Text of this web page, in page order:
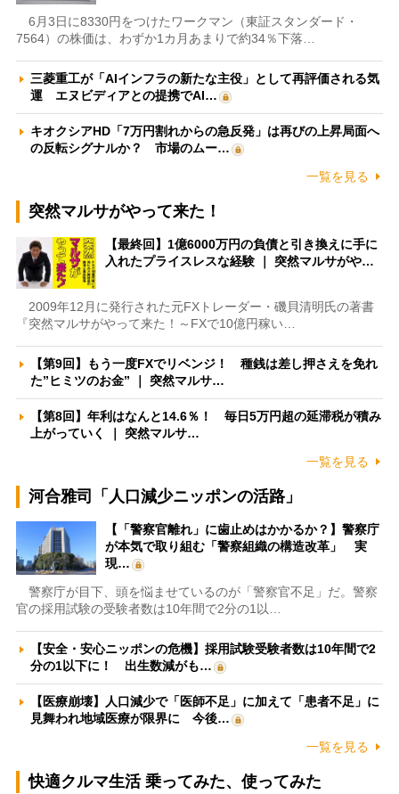
6月3日に8330円をつけたワークマン（東証スタンダード・
7564）の株価は、わずか1カ月あまりで約34％下落…
三菱重工が「AIインフラの新たな主役」として再評価される気
運 エヌビディアとの提携でAI…
キオクシアHD「7万円割れからの急反発」は再びの上昇局面へ
の反転シグナルか？ 市場のムー…
一覧を見る
突然マルサがやって来た！
【最終回】1億6000万円の負債と引き換えに手に
入れたプライスレスな経験 ｜ 突然マルサがや…
2009年12月に発行された元FXトレーダー・磯貝清明氏の著書
『突然マルサがやって来た！～FXで10億円稼い…
【第9回】もう一度FXでリベンジ！ 種銭は差し押さえを免れ
た”ヒミツのお金” ｜ 突然マルサ…
【第8回】年利はなんと14.6％！ 毎日5万円超の延滞税が積み
上がっていく ｜ 突然マルサ…
一覧を見る
河合雅司「人口減少ニッポンの活路」
【「警察官離れ」に歯止めはかかるか？】警察庁
が本気で取り組む「警察組織の構造改革」 実
現…
警察庁が目下、頭を悩ませているのが「警察官不足」だ。警察
官の採用試験の受験者数は10年間で2分の1以…
【安全・安心ニッポンの危機】採用試験受験者数は10年間で2
分の1以下に！ 出生数減がも…
【医療崩壊】人口減少で「医師不足」に加えて「患者不足」に
見舞われ地域医療が限界に 今後…
一覧を見る
快適クルマ生活 乗ってみた、使ってみた